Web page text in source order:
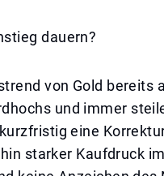
dauern?
von Gold bereits
und immer
eine
starker Kaufdruck